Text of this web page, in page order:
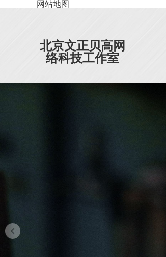
网站地图
北京文正贝高网
络科技工作室